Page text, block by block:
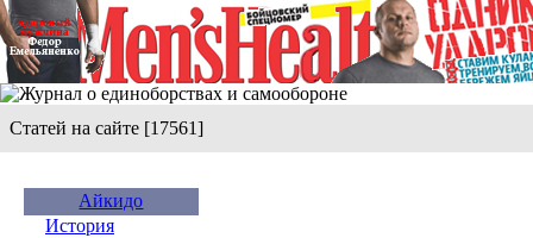
Статей на сайте [17561]
Айкидо
История